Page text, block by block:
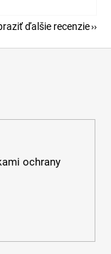
ďalšie recenzie
ochrany